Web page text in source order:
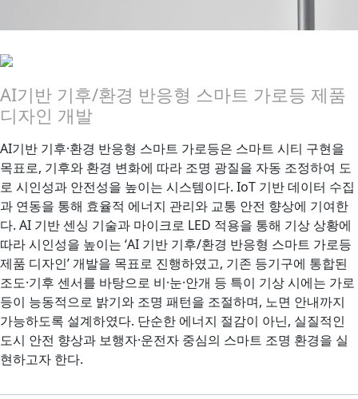
AI기반 기후/환경 반응형 스마트 가로등 제품
디자인 개발
AI기반 기후·환경 반응형 스마트 가로등은 스마트 시티 구현을
목표로, 기후와 환경 변화에 따라 조명 광질을 자동 조정하여 도
로 시인성과 안전성을 높이는 시스템이다. IoT 기반 데이터 수집
과 연동을 통해 효율적 에너지 관리와 교통 안전 향상에 기여한
다. AI 기반 센싱 기술과 마이크로 LED 적용을 통해 기상 상황에
따라 시인성을 높이는 ‘AI 기반 기후/환경 반응형 스마트 가로등
제품 디자인’ 개발을 목표로 진행하였고, 기존 등기구에 통합된
조도·기후 센서를 바탕으로 비·눈·안개 등 특이 기상 시에는 가로
등이 능동적으로 밝기와 조명 패턴을 조절하며, 노면 안내까지
가능하도록 설계하였다. 단순한 에너지 절감이 아닌, 실질적인
도시 안전 향상과 보행자·운전자 중심의 스마트 조명 환경을 실
현하고자 한다.